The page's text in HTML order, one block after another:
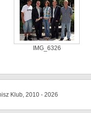
IMG_6326
Klub, 2010 - 2026